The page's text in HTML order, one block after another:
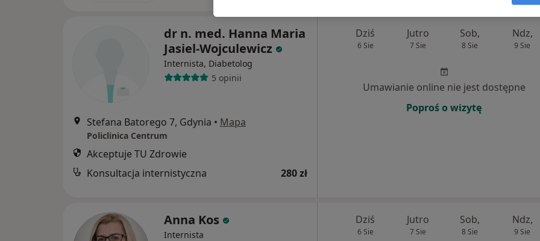
dr n. med. Hanna Maria
Jasiel-Wojculewicz
Internista, Diabetolog
5 opinii
Stefana Batorego 7, Gdynia • Mapa
Policlinica Centrum
Akceptuje TU Zdrowie
Konsultacja internistyczna
280 zł
Dziś
6 Sie
Jutro
7 Sie
Sob,
8 Sie
Ndz,
9 Sie
Umawianie online nie jest dostępne
Poproś o wizytę
Anna Kos
Internista
Dziś
6 Sie
Jutro
7 Sie
Sob,
8 Sie
Ndz,
9 Sie